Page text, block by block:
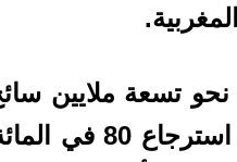
تسعة ملايين
الماضي، ما